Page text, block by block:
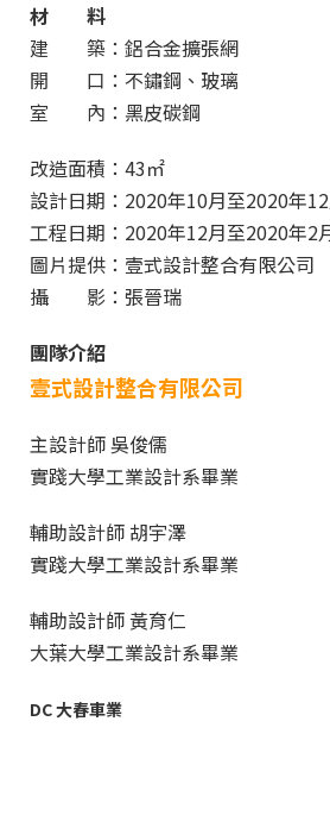
材 料
建 築：鋁合金擴張網
開 口：不鏽鋼、玻璃
室 內：黑皮碳鋼
改造面積：43㎡
設計日期：2020年10月至2020年
工程日期：2020年12月至2020年2
圖片提供：壹式設計整合有限公司
攝 影：張晉瑞
團隊介紹
壹式設計整合有限公司
主設計師 吳俊儒
實踐大學工業設計系畢業
輔助設計師 胡宇澤
實踐大學工業設計系畢業
輔助設計師 黃育仁
大葉大學工業設計系畢業
DC 大春車業